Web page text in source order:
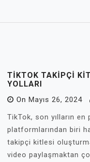
TIKTOK TAKIPÇI
YOLLARI
On Mayıs 26, 2024
TikTok, son yılların
platformlarından biri
takipçi kitlesi
video paylaşmaktan